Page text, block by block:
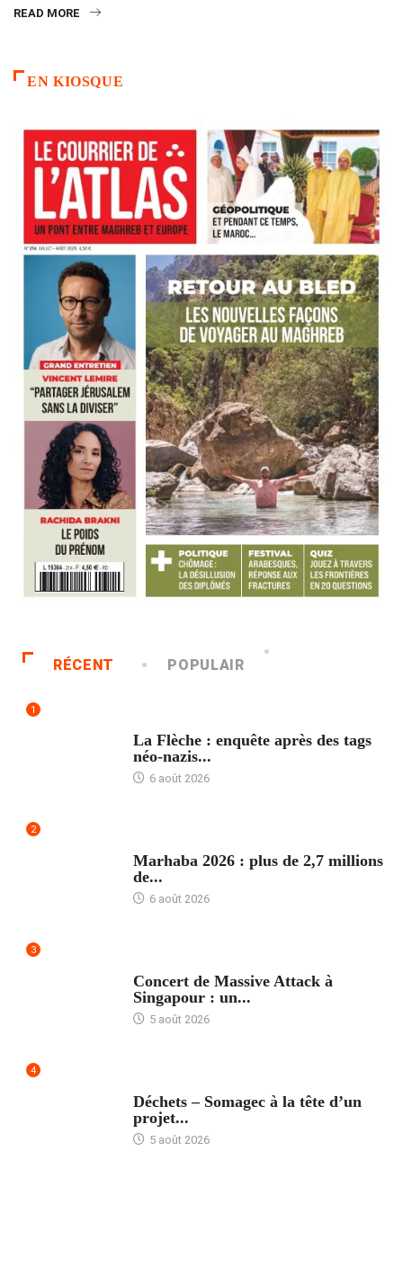
READ MORE
EN KIOSQUE
RÉCENT POPULAIR
1
La Flèche : enquête après des tags
néo-nazis...
6 août 2026
2
Marhaba 2026 : plus de 2,7 millions
de...
6 août 2026
3
Concert de Massive Attack à
Singapour : un...
5 août 2026
4
Déchets – Somagec à la tête d’un
projet...
5 août 2026